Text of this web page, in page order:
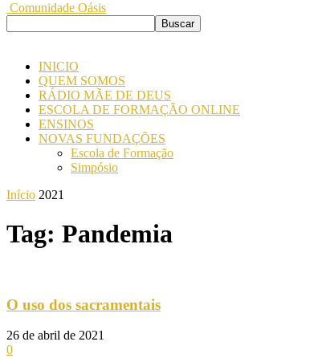
Comunidade Oásis
INICIO
QUEM SOMOS
RÁDIO MÃE DE DEUS
ESCOLA DE FORMAÇÃO ONLINE
ENSINOS
NOVAS FUNDAÇÕES
Escola de Formação
Simpósio
Início 2021
Tag: Pandemia
O uso dos sacramentais
26 de abril de 2021
0